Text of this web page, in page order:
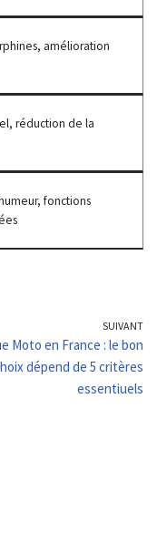
amélioration
réduction de la
fonctions
SUIVANT
Moto en France : le bon
dépend de 5 critères
essentiuels